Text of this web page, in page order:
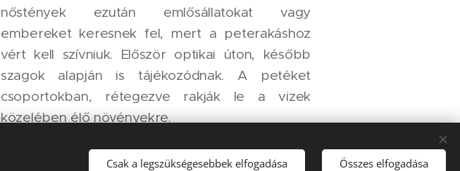
nőstények ezután emlősállatokat vagy
embereket keresnek fel, mert a peterakáshoz
vért kell szívniuk. Először optikai úton, később
szagok alapján is tájékozódnak. A petéket
csoportokban, rétegezve rakják le a vizek
közelében élő növényekre.
Csak a legszükségesebbek elfogadása Összes elfogadása